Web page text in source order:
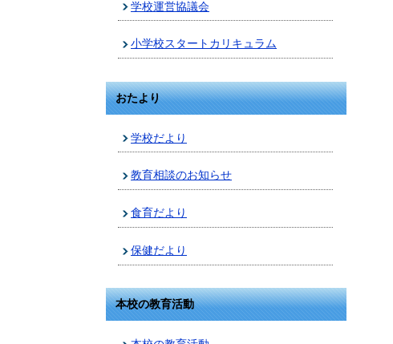
学校運営協議会
小学校スタートカリキュラム
おたより
学校だより
教育相談のお知らせ
食育だより
保健だより
本校の教育活動